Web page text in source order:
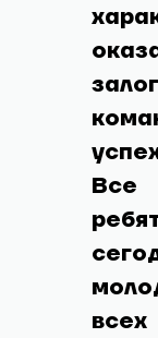
Все
всех